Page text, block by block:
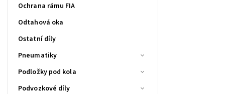
Ochrana rámu FIA
Odtahová oka
Ostatní díly
Pneumatiky
Podložky pod kola
Podvozkové díly